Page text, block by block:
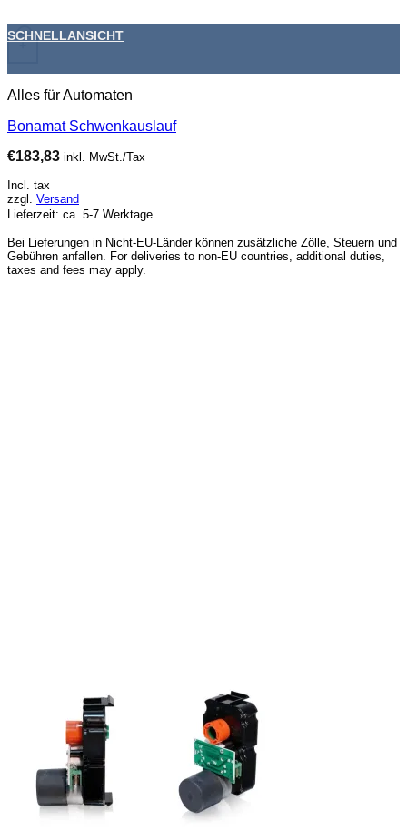
+
SCHNELLANSICHT
Alles für Automaten
Bonamat Schwenkauslauf
€183,83 inkl. MwSt./Tax
Incl. tax
zzgl. Versand
Lieferzeit: ca. 5-7 Werktage
Bei Lieferungen in Nicht-EU-Länder können zusätzliche Zölle, Steuern und
Gebühren anfallen. For deliveries to non-EU countries, additional duties,
taxes and fees may apply.